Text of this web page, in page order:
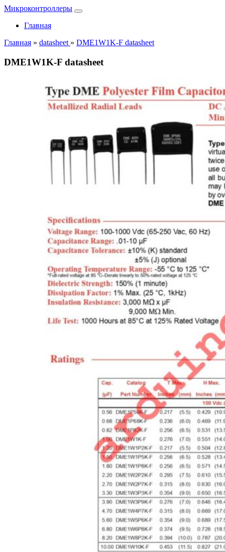
Микроконтроллеры
Главная
Главная » datasheet » DME1W1K-F datasheet
DME1W1K-F datasheet